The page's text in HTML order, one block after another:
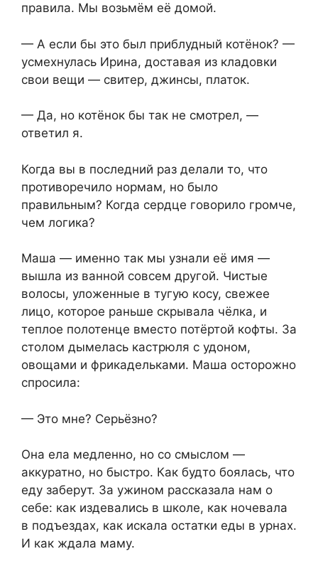
правила. Мы возьмём её домой.
— А если бы это был приблудный котёнок? —
усмехнулась Ирина, доставая из кладовки
свои вещи — свитер, джинсы, платок.
— Да, но котёнок бы так не смотрел, —
ответил я.
Когда вы в последний раз делали то, что
противоречило нормам, но было
правильным? Когда сердце говорило громче,
чем логика?
Маша — именно так мы узнали её имя —
вышла из ванной совсем другой. Чистые
волосы, уложенные в тугую косу, свежее
лицо, которое раньше скрывала чёлка, и
теплое полотенце вместо потёртой кофты. За
столом дымелась кастрюля с удоном,
овощами и фрикадельками. Маша осторожно
спросила:
— Это мне? Серьёзно?
Она ела медленно, но со смыслом —
аккуратно, но быстро. Как будто боялась, что
еду заберут. За ужином рассказала нам о
себе: как издевались в школе, как ночевала
в подъездах, как искала остатки еды в урнах.
И как ждала маму.